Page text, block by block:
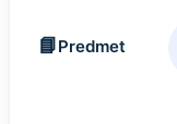
Predmet